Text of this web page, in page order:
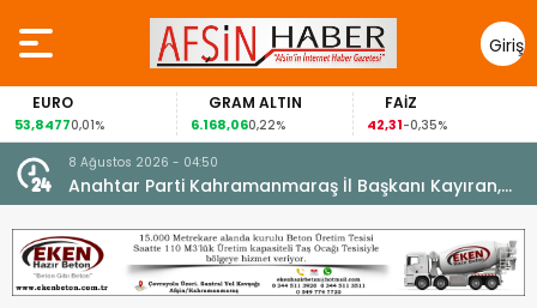
Giriş
Yap
GRAM ALTIN
6.168,06 0,22%
FAİZ
42,31 88,60
8 Ağustos 2026 - 04:50
Anahtar Parti Kahramanmaraş İl Başkanı Kayıran,
Afşin Teşkilatı ile buluştu.